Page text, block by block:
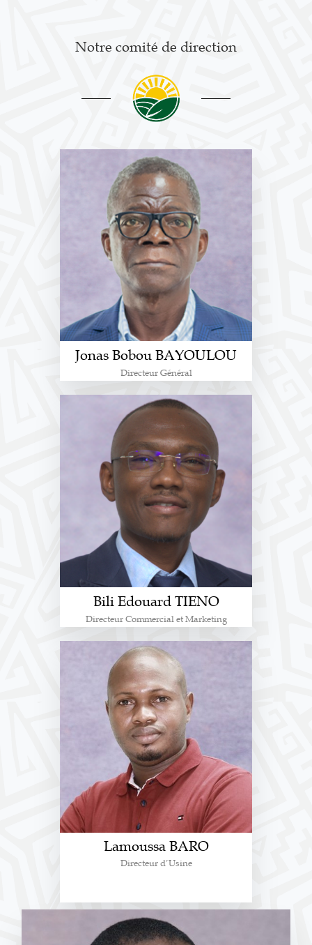
Notre comité de direction
Jonas Bobou BAYOULOU
Directeur Général
Bili Edouard TIENO
Directeur Commercial et Marketing
Lamoussa BARO
Directeur d’Usine